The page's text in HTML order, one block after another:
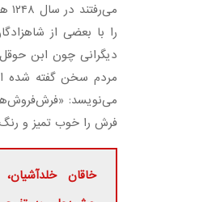
را با بعضی از
دیگرانی چون ابن حوقل
مردم سخن گفته شده
می‌نویسد:
فرش را خوب تمیز و
خاقان